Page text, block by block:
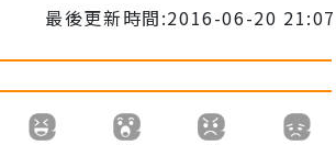
最後更新時間:2016-06-20 21:07